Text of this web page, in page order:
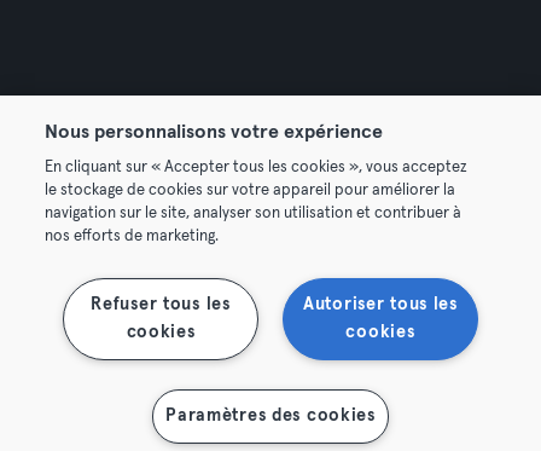
Afficher la carte
Conditions générales Politique de confidentialité
Mentions légales Résilier les contrats ici
Se rétracter ici
Nous personnalisons votre expérience
En cliquant sur « Accepter tous les cookies », vous acceptez
le stockage de cookies sur votre appareil pour améliorer la
navigation sur le site, analyser son utilisation et contribuer à
nos efforts de marketing.
Autoriser tous les
cookies
Refuser tous les
cookies
Paramètres des cookies